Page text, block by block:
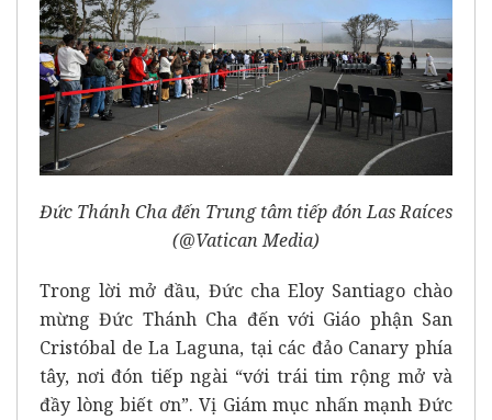
Đức Thánh Cha đến Trung tâm tiếp đón Las Raíces
(@Vatican Media)
Trong lời mở đầu, Đức cha Eloy Santiago chào
mừng Đức Thánh Cha đến với Giáo phận San
Cristóbal de La Laguna, tại các đảo Canary phía
tây, nơi đón tiếp ngài “với trái tim rộng mở và
đầy lòng biết ơn”. Vị Giám mục nhấn mạnh Đức